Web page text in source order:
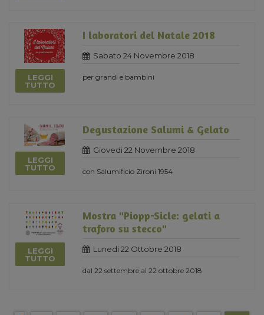
LEGGI
TUTTO
I laboratori del Natale 2018
Sabato 24 Novembre 2018
per grandi e bambini
LEGGI
TUTTO
Degustazione Salumi & Gelato
Giovedi 22 Novembre 2018
con Salumificio Zironi 1954
LEGGI
TUTTO
Mostra "Piopp-Sicle: gelati a
traforo su stecco"
Lunedi 22 Ottobre 2018
dal 22 settembre al 22 ottobre 2018